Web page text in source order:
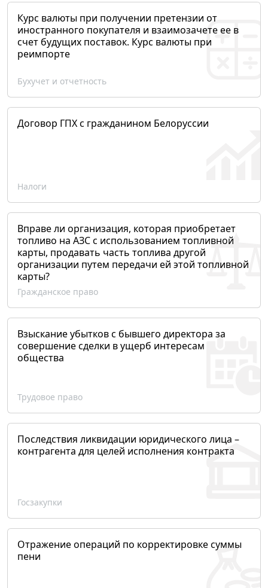
Курс валюты при получении претензии от
иностранного покупателя и взаимозачете ее в
счет будущих поставок. Курс валюты при
реимпорте
Бухучет и отчетность
Договор ГПХ с гражданином Белоруссии
Налоги
Вправе ли организация, которая приобретает
топливо на АЗС с использованием топливной
карты, продавать часть топлива другой
организации путем передачи ей этой топливной
карты?
Гражданское право
Взыскание убытков с бывшего директора за
совершение сделки в ущерб интересам
общества
Трудовое право
Последствия ликвидации юридического лица –
контрагента для целей исполнения контракта
Госзакупки
Отражение операций по корректировке суммы
пени